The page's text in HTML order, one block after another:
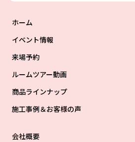
ホーム
イベント情報
来場予約
ルームツアー動画
商品ラインナップ
施工事例＆お客様の声
会社概要